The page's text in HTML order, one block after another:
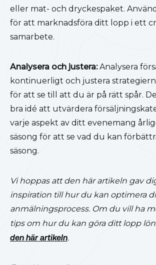
eller mat- och dryckespaket.
för att marknadsföra ditt lopp i ett
samarbete.
Analysera och justera:Analysera
kontinuerligt och justera
för att se till att du är på rätt spår.
bra idé att utvärdera
varje aspekt av ditt evenemang
säsong för att se vad du kan
säsong.
Vi hoppas att den här artikeln gav
inspiration till hur du kan optimera
anmälningsprocess. Om du vill ha
tips om hur du kan göra ditt lopp
den här artikeln.